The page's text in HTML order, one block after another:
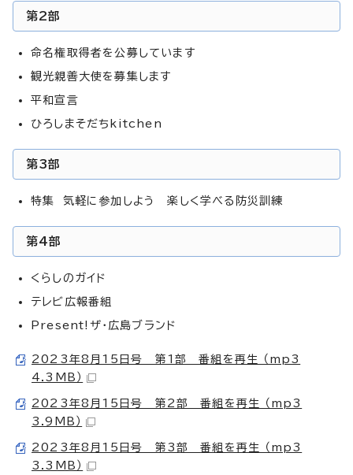
第2部
命名権取得者を公募しています
観光親善大使を募集します
平和宣言
ひろしまそだちkitchen
第3部
特集 気軽に参加しよう 楽しく学べる防災訓練
第4部
くらしのガイド
テレビ広報番組
Present!ザ・広島ブランド
2023年8月15日号 第1部 番組を再生 （mp3
4.3MB）
2023年8月15日号 第2部 番組を再生 （mp3
3.9MB）
2023年8月15日号 第3部 番組を再生 （mp3
3.3MB）